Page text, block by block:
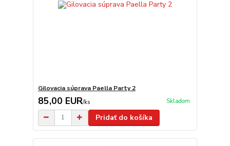
Gilovacia súprava Paella Party 2
85,00 EUR/ks Skladom
Pridať do košíka